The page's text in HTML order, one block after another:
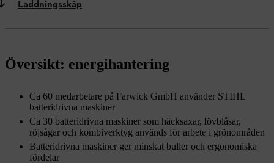
Laddningsskåp
Översikt: energihantering
Ca 60 medarbetare på Farwick GmbH använder STIHL
batteridrivna maskiner
Ca 30 batteridrivna maskiner som häcksaxar, lövblåsar,
röjsågar och kombiverktyg används för arbete i grönområden
Batteridrivna maskiner ger minskat buller och ergonomiska
fördelar